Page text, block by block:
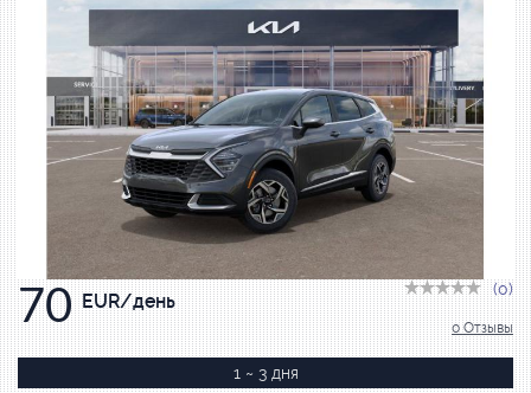
70 EUR/день
(0)
0 Отзывы
1 ~ 3 дня